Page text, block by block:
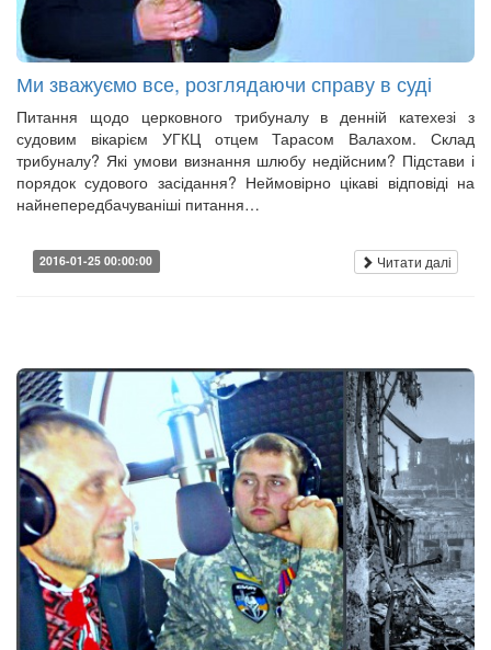
Ми зважуємо все, розглядаючи справу в суді
Питання щодо церковного трибуналу в денній катехезі з
судовим вікарієм УГКЦ отцем Тарасом Валахом. Склад
трибуналу? Які умови визнання шлюбу недійсним? Підстави і
порядок судового засідання? Неймовірно цікаві відповіді на
найнепередбачуваніші питання…
2016-01-25 00:00:00 Читати далі